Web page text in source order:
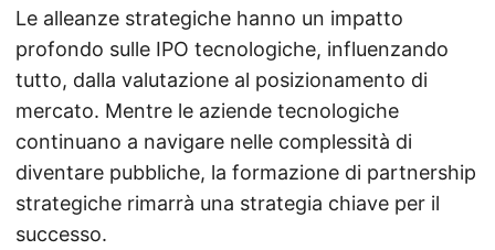
Le alleanze strategiche hanno un impatto
profondo sulle IPO tecnologiche, influenzando
tutto, dalla valutazione al posizionamento di
mercato. Mentre le aziende tecnologiche
continuano a navigare nelle complessità di
diventare pubbliche, la formazione di partnership
strategiche rimarrà una strategia chiave per il
successo.